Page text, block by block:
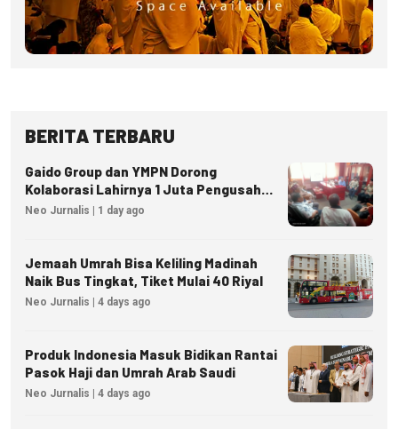
BERITA TERBARU
Gaido Group dan YMPN Dorong
Kolaborasi Lahirnya 1 Juta Pengusaha
Ekonomi Syariah
Neo Jurnalis | 1 day ago
Jemaah Umrah Bisa Keliling Madinah
Naik Bus Tingkat, Tiket Mulai 40 Riyal
Neo Jurnalis | 4 days ago
Produk Indonesia Masuk Bidikan Rantai
Pasok Haji dan Umrah Arab Saudi
Neo Jurnalis | 4 days ago